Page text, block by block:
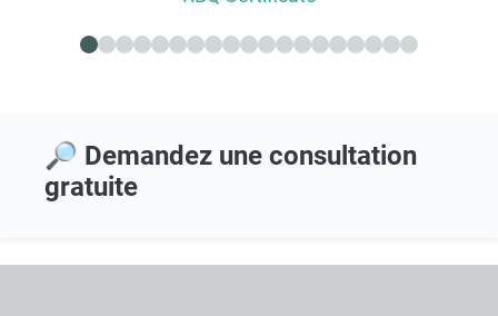
🔎 Demandez une consultation
gratuite